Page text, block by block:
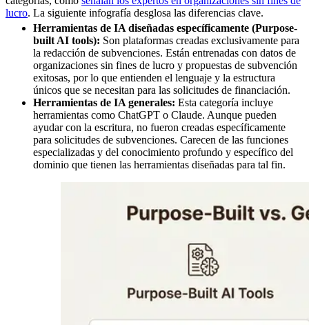
lucro. La siguiente infografía desglosa las diferencias clave.
Herramientas de IA diseñadas específicamente (Purpose-
built AI tools): Son plataformas creadas exclusivamente para
la redacción de subvenciones. Están entrenadas con datos de
organizaciones sin fines de lucro y propuestas de subvención
exitosas, por lo que entienden el lenguaje y la estructura
únicos que se necesitan para las solicitudes de financiación.
Herramientas de IA generales: Esta categoría incluye
herramientas como ChatGPT o Claude. Aunque pueden
ayudar con la escritura, no fueron creadas específicamente
para solicitudes de subvenciones. Carecen de las funciones
especializadas y del conocimiento profundo y específico del
dominio que tienen las herramientas diseñadas para tal fin.